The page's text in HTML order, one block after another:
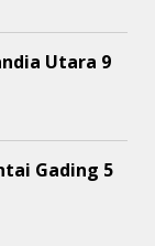
Utara 9
Gading 5